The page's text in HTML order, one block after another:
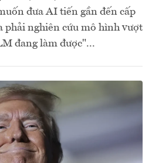
đưa AI tiến gần đến cấp
phải nghiên cứu mô hình vượt
đang làm được"...